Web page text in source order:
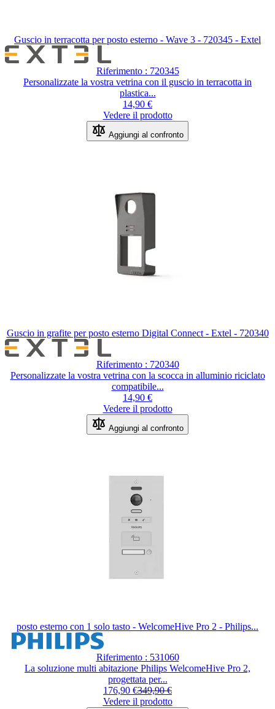
Guscio in terracotta per posto esterno - Wave 3 - 720345 - Extel
Riferimento : 720345
Personalizzate la vostra vetrina con il guscio in terracotta in
plastica...
14,90 €
Vedere il prodotto
Aggiungi al confronto
Guscio in grafite per posto esterno Digital Connect - Extel - 720340
Riferimento : 720340
Personalizzate la vostra vetrina con la scocca in alluminio riciclato
compatibile...
14,90 €
Vedere il prodotto
Aggiungi al confronto
posto esterno con 1 solo tasto - WelcomeHive Pro 2 - Philips...
Riferimento : 531060
La soluzione multi abitazione Philips WelcomeHive Pro 2,
progettata per...
176,90 €349,90 €
Vedere il prodotto